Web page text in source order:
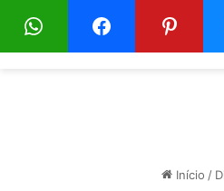
Menu
Início /